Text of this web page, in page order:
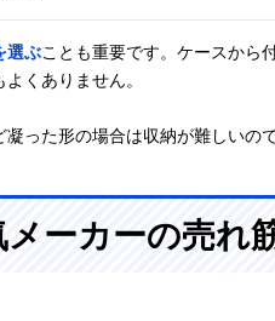
選ぶことも重要です。ケースから
くありません。
った形の場合は収納が難しいの
ーカーの売れ